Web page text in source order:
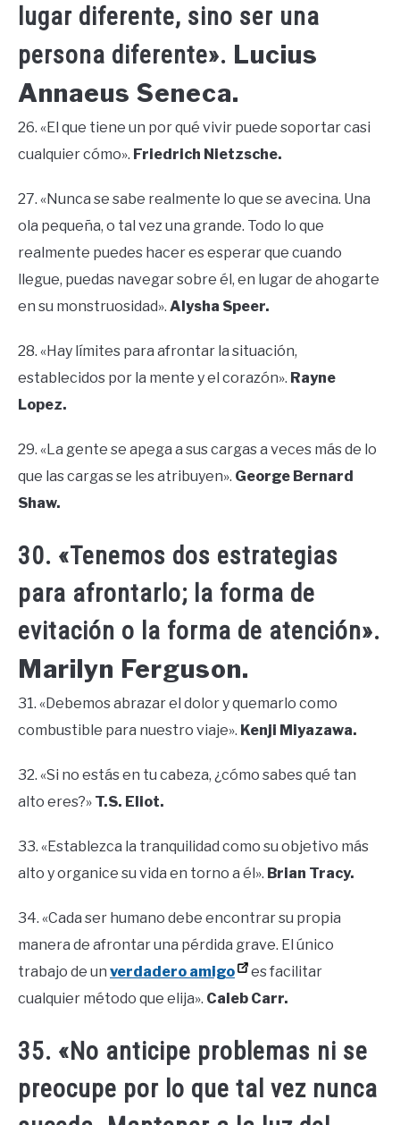
lugar diferente, sino ser una
persona diferente». Lucius
Annaeus Seneca.
26. «El que tiene un por qué vivir puede soportar casi
cualquier cómo». Friedrich Nietzsche.
27. «Nunca se sabe realmente lo que se avecina. Una
ola pequeña, o tal vez una grande. Todo lo que
realmente puedes hacer es esperar que cuando
llegue, puedas navegar sobre él, en lugar de ahogarte
en su monstruosidad». Alysha Speer.
28. «Hay límites para afrontar la situación,
establecidos por la mente y el corazón». Rayne
Lopez.
29. «La gente se apega a sus cargas a veces más de lo
que las cargas se les atribuyen». George Bernard
Shaw.
30. «Tenemos dos estrategias
para afrontarlo; la forma de
evitación o la forma de atención».
Marilyn Ferguson.
31. «Debemos abrazar el dolor y quemarlo como
combustible para nuestro viaje». Kenji Miyazawa.
32. «Si no estás en tu cabeza, ¿cómo sabes qué tan
alto eres?» T.S. Eliot.
33. «Establezca la tranquilidad como su objetivo más
alto y organice su vida en torno a él». Brian Tracy.
34. «Cada ser humano debe encontrar su propia
manera de afrontar una pérdida grave. El único
trabajo de un verdadero amigo
es facilitar
cualquier método que elija». Caleb Carr.
35. «No anticipe problemas ni se
preocupe por lo que tal vez nunca